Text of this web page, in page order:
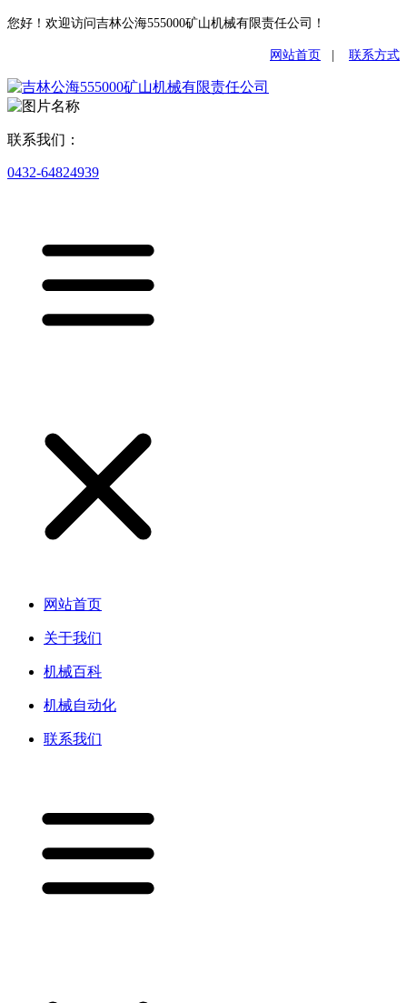
您好！欢迎访问吉林公海555000矿山机械有限责任公司！
网站首页 联系方式
联系我们：
0432-64824939
网站首页
关于我们
机械百科
机械自动化
联系我们